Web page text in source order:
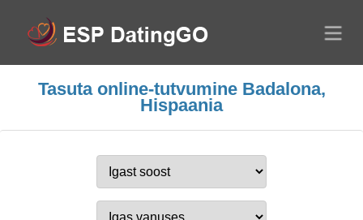
Tasuta online-tutvumine Badalona,
Hispaania